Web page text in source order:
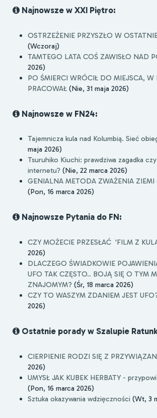
Najnowsze w XXI Piętro:
OSTRZEŻENIE PRZYSZŁO W
(Wczoraj)
TAMTEGO LATA COŚ ZAWISŁO NAD
2026)
PO ŚMIERCI WRÓCIŁ DO MIEJSCA, W
PRACOWAŁ (Nie, 31 maja 2026)
Najnowsze w FN24:
Tajemnicza kula nad Kolumbią. Sieć
maja 2026)
Tsuruhiko Kiuchi: prawdziwa zagadka
internetu? (Nie, 22 marca 2026)
GENIALNA METODA ZWAŻENIA ZIEMI
(Pon, 16 marca 2026)
Najnowsze Pytania do FN:
CZY MOŻECIE PRZESŁAĆ 'FILM Z
2026)
DLACZEGO ŚWIADKOWIE
UFO TAK CZĘSTO.. BOJĄ SIĘ O TYM
ZNAJOMYM? (Śr, 18 marca 2026)
CZY TO WASZYM ZDANIEM JEST
2026)
Ostatnie porady w Szalupie
CIERPIENIE RODZI SIĘ Z
2026)
UMYSŁ JAK KUBEK HERBATY -
(Pon, 16 marca 2026)
Sztuka okazywania wdzięczności (Wt, 3